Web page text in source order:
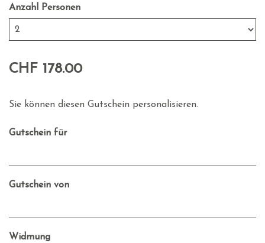
Anzahl Personen
CHF 178.00
Sie können diesen Gutschein personalisieren.
Gutschein für
Gutschein von
Widmung